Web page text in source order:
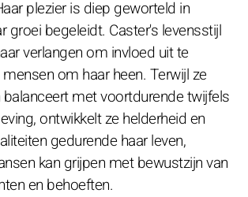
plezier is diep geworteld in
groei begeleidt. Caster's levensstijl
verlangen om invloed uit te
om haar heen. Terwijl ze
met voortdurende twijfels
ontwikkelt ze helderheid en
gedurende haar leven,
kan grijpen met bewustzijn van
en behoeften.